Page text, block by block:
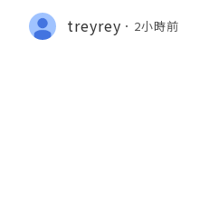
treyrey 2小時前